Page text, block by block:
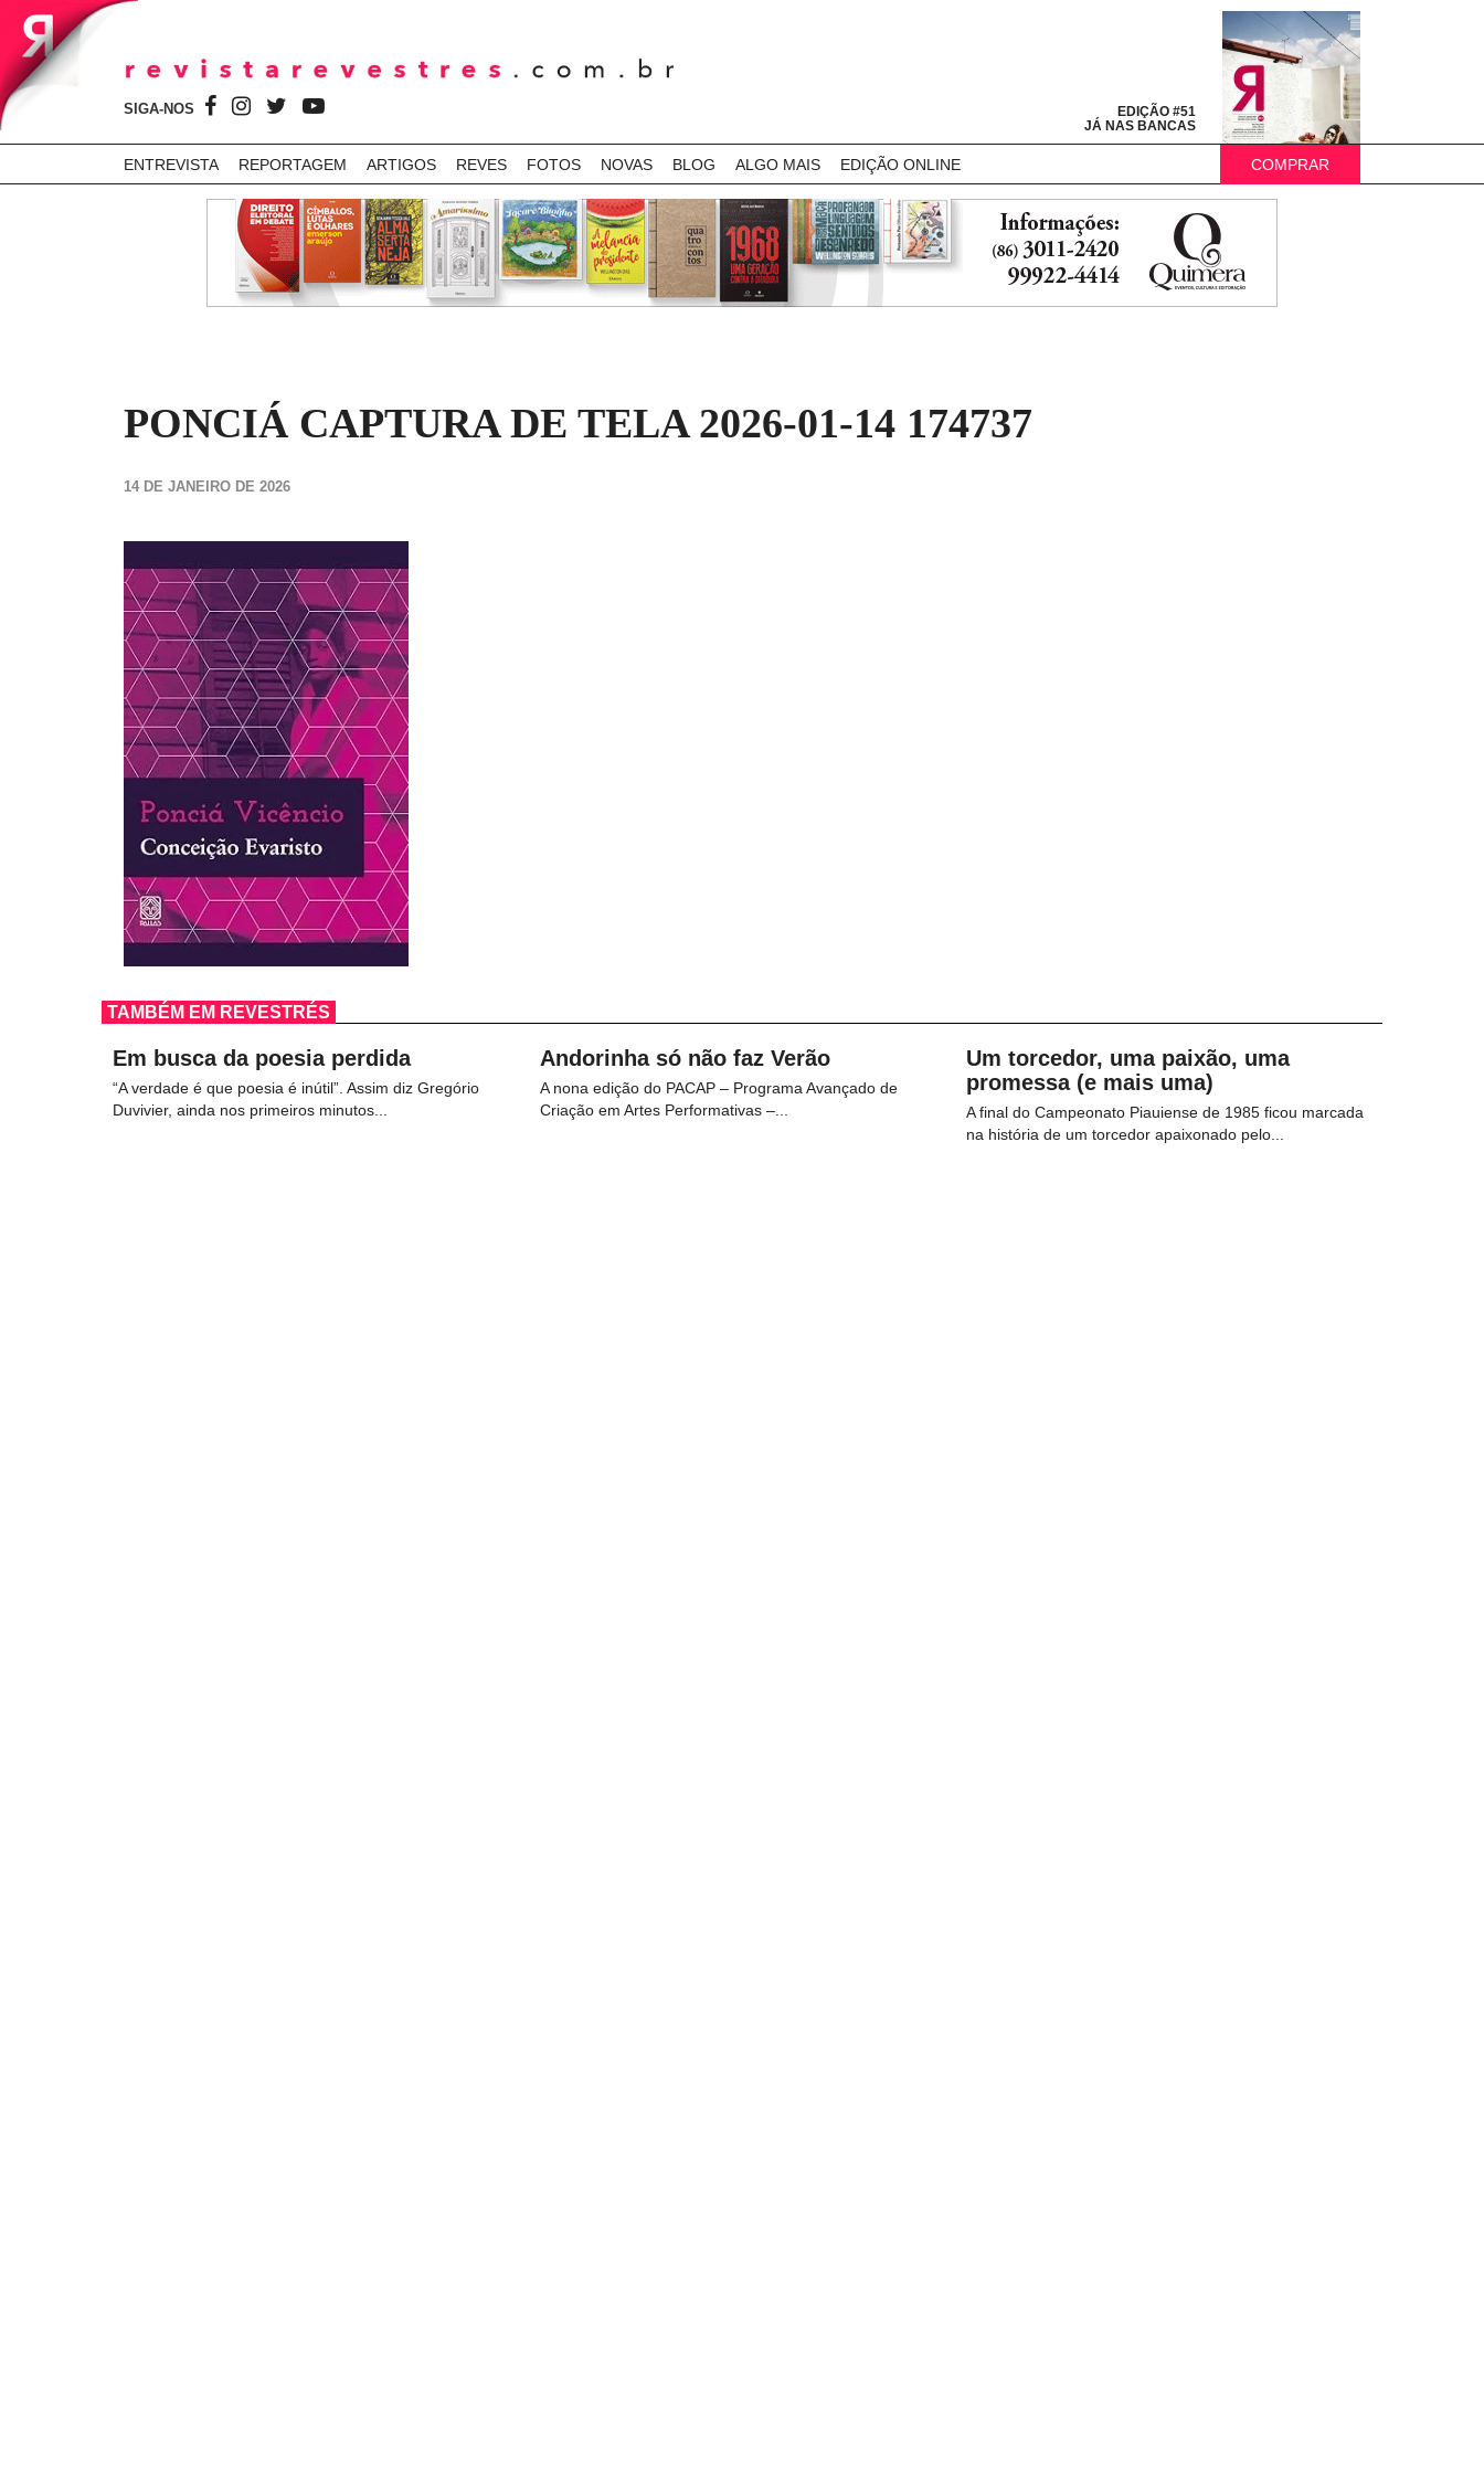
SIGA-NOS
EDIÇÃO #51
JÁ NAS BANCAS
ENTREVISTA REPORTAGEM ARTIGOS REVES FOTOS NOVAS BLOG ALGO MAIS EDIÇÃO ONLINE COMPRAR
PONCIÁ CAPTURA DE TELA 2026-01-14 174737
14 DE JANEIRO DE 2026
TAMBÉM EM REVESTRÉS
Em busca da poesia perdida
“A verdade é que poesia é inútil”. Assim diz Gregório
Duvivier, ainda nos primeiros minutos...
Andorinha só não faz Verão
A nona edição do PACAP – Programa Avançado de
Criação em Artes Performativas –...
Um torcedor, uma paixão, uma
promessa (e mais uma)
A final do Campeonato Piauiense de 1985 ficou marcada
na história de um torcedor apaixonado pelo...